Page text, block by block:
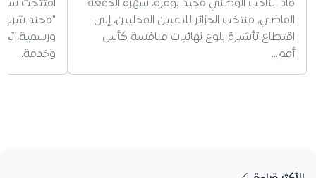
قاد الناخب الوطني مجيد بوقرة، سهرة الجمعة
الماضي، منتخب الجزائر للاعبين المحليين، إلى
اقتطاع تأشيرة بلوغ نهائيات منافسة كأس
أمم…
افتتحت
"محند
ورسمية،
وخدمة…